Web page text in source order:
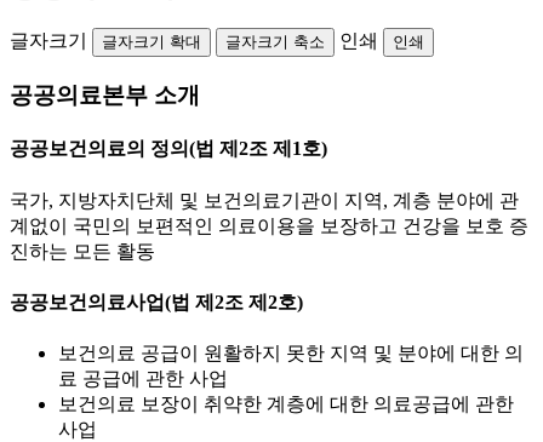
글자크기 글자크기 확대 글자크기 축소 인쇄 인쇄
공공의료본부 소개
공공보건의료의 정의(법 제2조 제1호)
국가, 지방자치단체 및 보건의료기관이 지역, 계층 분야에 관
계없이 국민의 보편적인 의료이용을 보장하고 건강을 보호 증
진하는 모든 활동
공공보건의료사업(법 제2조 제2호)
보건의료 공급이 원활하지 못한 지역 및 분야에 대한 의
료 공급에 관한 사업
보건의료 보장이 취약한 계층에 대한 의료공급에 관한
사업